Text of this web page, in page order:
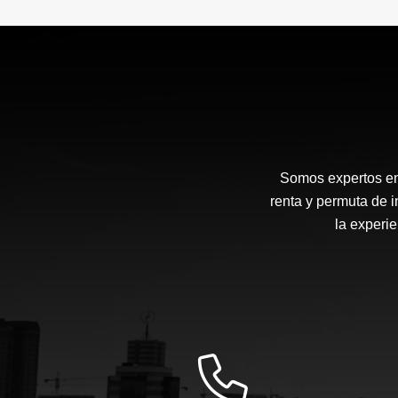
Somos expertos
renta y permuta de
la